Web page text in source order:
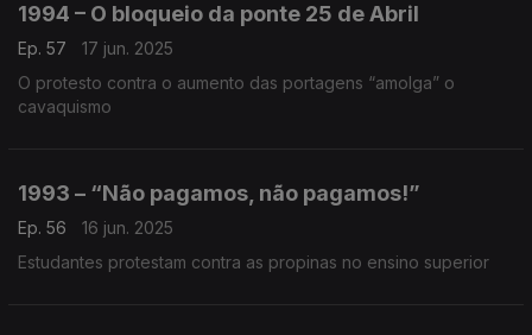
1994 – O bloqueio da ponte 25 de Abril
Ep. 57
17 jun. 2025
O protesto contra o aumento das portagens “amolga” o
cavaquismo
1993 – “Não pagamos, não pagamos!”
Ep. 56
16 jun. 2025
Estudantes protestam contra as propinas no ensino superior